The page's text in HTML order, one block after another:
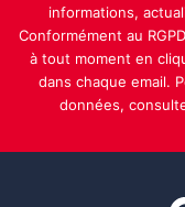
informations,
Conformément au
à tout moment en
dans chaque email.
données,